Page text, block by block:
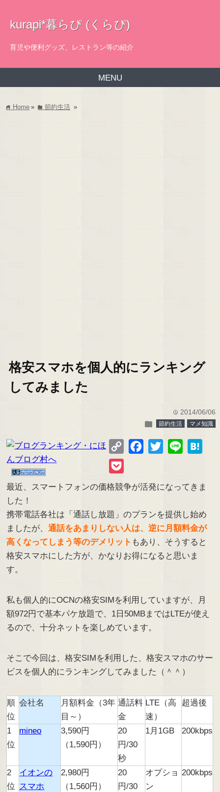
kurapi*暮らぴ (くらぴ)
育児や便利グッズ、レストラン等の紹介
MENU
home Home » folder節約生活 »
格安スマホを個人的にランキング
してみました
time 2014/06/06
folder 節約生活 マメ知識
Copy
Facebook
Twitter Line
最近、スマートフォンの価格競争が活発になってきま
した！
携帯電話各社は「通話し放題」のプランを提供し始め
ましたが、通話をあまりしない人は、逆に月額料金が
高くなってしまう等のデメリット もあり、そうすると
格安スマホにした方が、かなりお得になると思いま
す。
私も個人的にOCNの格安SIMを利用していますが、月
額972円で基本パケ放題で、1日50MBまではLTEが使え
るので、十分ネットを楽しめています。
そこで今回は、格安SIMを利用した、格安スマホのサー
ビスを個人的にランキングしてみました（＾＾）
順
位
会社名
月額料金（3年
目～）
通話料
金
LTE（高
速）
超過後
1
位
mineo
3,590円
（1,590円）
20
円/30
秒
1月1GB 200kbps
2
位
イオンの
スマホ
2,980円
（1,560円）
20
円/30
オプショ
ン
200kbps